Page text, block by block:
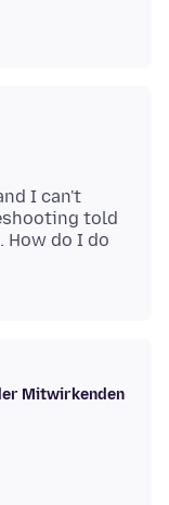
I can't
told
do I do
Mitwirkenden